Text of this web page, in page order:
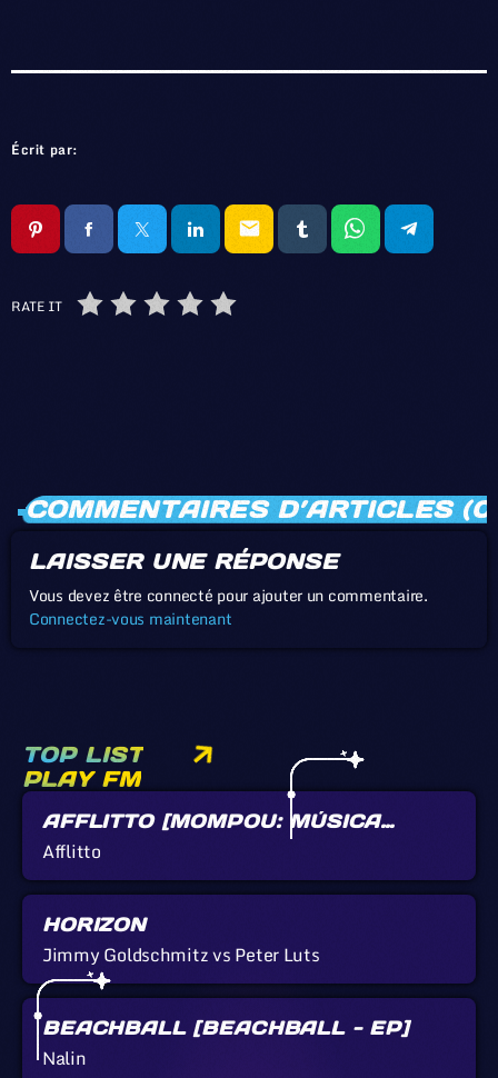
Écrit par:
email
RATE IT
COMMENTAIRES D’ARTICLES
LAISSER UNE RÉPONSE
Vous devez être connecté pour ajouter un commentaire.
Connectez-vous maintenant
TOP LIST
PLAY FM
AFFLITTO [MOMPOU: MÚSICA
CALLADA]
Afflitto
HORIZON
Jimmy Goldschmitz vs Peter Luts
BEACHBALL [BEACHBALL - EP]
Nalin